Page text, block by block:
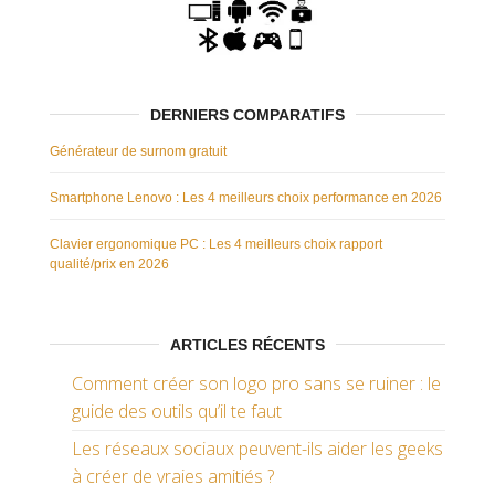
DERNIERS COMPARATIFS
Générateur de surnom gratuit
Smartphone Lenovo : Les 4 meilleurs choix performance en 2026
Clavier ergonomique PC : Les 4 meilleurs choix rapport
qualité/prix en 2026
ARTICLES RÉCENTS
Comment créer son logo pro sans se ruiner : le
guide des outils qu’il te faut
Les réseaux sociaux peuvent-ils aider les geeks
à créer de vraies amitiés ?